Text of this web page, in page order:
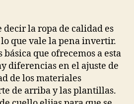
decir la ropa de calidad es
que vale la pena invertir.
que ofrecemos a esta
diferencias en el ajuste de
de los materiales
de arriba y las plantillas.